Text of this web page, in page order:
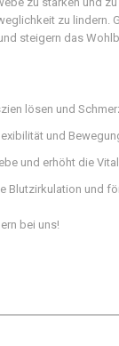
zu lindern.
steigern das
lösen und
und
und erhöht die
Blutzirkulation und
bei uns!